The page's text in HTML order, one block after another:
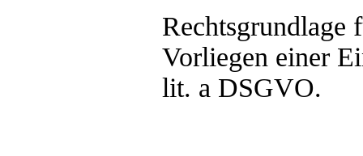
Rechtsgrundlage
Vorliegen einer
lit. a DSGVO.